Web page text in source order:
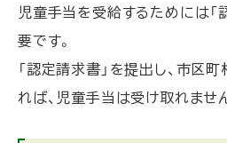
に
戻
る
児童手当を受給するためには「
要です。
「認定請求書」を提出し、市区
れば、児童手当は受け取れません